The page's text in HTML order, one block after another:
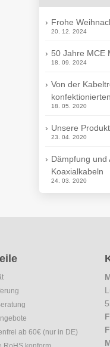
Frohe
20. 12. 2024
50 Jahre MCE
18. 09. 2024
Von der
18. 05. 2020
Unsere
23. 04. 2020
Dämpfung und
Koaxialkabeln
24. 03. 2020
ab 60€ (nur in DE)